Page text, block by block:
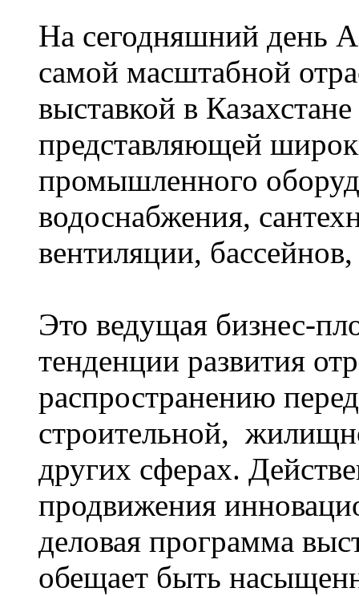
На сегодняшний день
самой масштабной
выставкой в
представляющей
промышленного
водоснабжения,
вентиляции,
Это ведущая бизнес-
тенденции развития
распространению
строительной,
других сферах.
продвижения
деловая программа
обещает быть